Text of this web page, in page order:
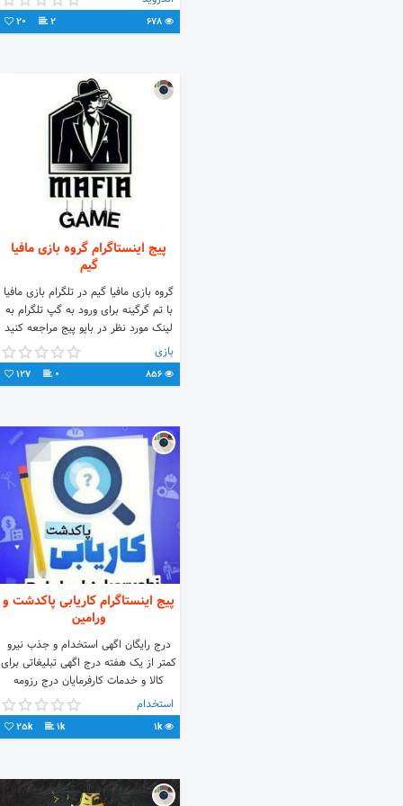
678
2
20
پیج اینستاگرام گروه بازی مافیا
گیم
گروه بازی مافیا گیم در تلگرام بازی مافیا
با تم گرگینه برای ورود به گپ تلگرام به
لینک مورد نظر در بایو پیج مراجعه کنید
بازی
856
0
127
پیج اینستاگرام کاریابی پاکدشت و
ورامین
درج رایگان اگهی استخدام و جذب نیرو
کمتر از یک هفته درج اگهی تبلیغاتی برای
کالا و خدمات کارفرمایان درج رزومه
دنبال کنندگان و کارجویان ⚪️ #کاریابی
#نیازمندیهای_استخدامی #پاکدشت
#ورامین #قرچک #پیشوا #خاوران
حتی جستجوی نوع شغل درخواستی شما
استخدام
1k
1k
25k